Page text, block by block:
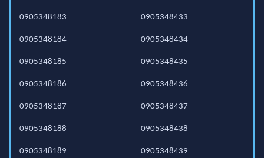
0905348183
0905348184
0905348185
0905348186
0905348187
0905348188
0905348189
0905348433
0905348434
0905348435
0905348436
0905348437
0905348438
0905348439